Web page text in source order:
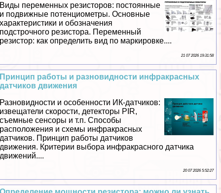
Виды переменных резисторов: постоянные
и подвижные потенциометры. Основные
хаpaктеристики и обозначения
подстрочного резистора. Переменный
резистор: как определить вид по маркировке....
21 07 2026 19:31:58
Принцип работы и разновидности инфpaкрасных
датчиков движения
Разновидности и особенности ИК-датчиков:
извещатели скорости, детекторы PIR,
съемные сенсоры и т.п. Способы
расположения и схемы инфpaкрасных
датчиков. Принцип работы датчиков
движения. Критерии выбора инфpaкрасного датчика
движений....
20 07 2026 5:52:27